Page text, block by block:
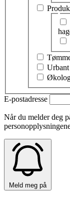
E-postadresse
Når du melder deg
Meld meg på